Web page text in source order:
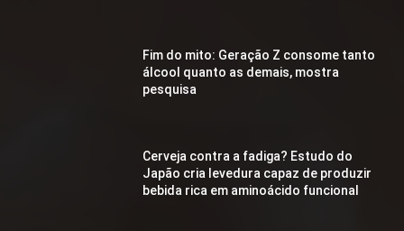
Fim do mito: Geração Z consome tanto
álcool quanto as demais, mostra
pesquisa
Cerveja contra a fadiga? Estudo do
Japão cria levedura capaz de produzir
bebida rica em aminoácido funcional